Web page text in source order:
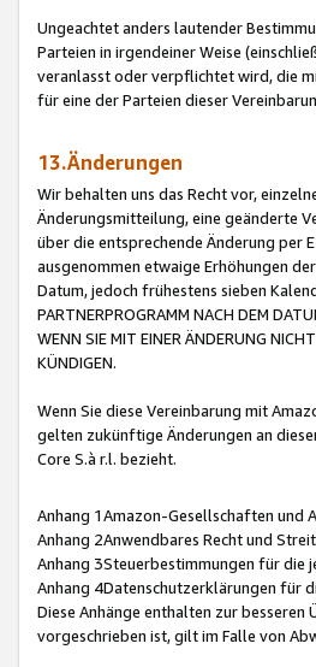
Ungeachtet anders lautender
Parteien in irgendeiner Weise
veranlasst oder verpflichtet wird, die
für eine der Parteien dieser
13.Änderungen
Wir behalten uns das Recht vor,
Änderungsmitteilung, eine geänderte
über die entsprechende Änderung per
ausgenommen etwaige Erhöhungen
Datum, jedoch frühestens sieben
PARTNERPROGRAMM NACH DEM
WENN SIE MIT EINER ÄNDERUNG
KÜNDIGEN.
Wenn Sie diese Vereinbarung mit
gelten zukünftige Änderungen an
Core S.à r.l. bezieht.
Anhang 1Amazon-Gesellschaften und
Anhang 2Anwendbares Recht und
Anhang 3Steuerbestimmungen für die
Anhang 4Datenschutzerklärungen für
Diese Anhänge enthalten zur
vorgeschrieben ist, gilt im Falle von